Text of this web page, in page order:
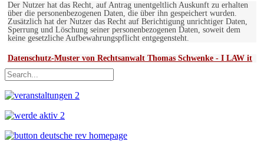
Der Nutzer hat das Recht, auf Antrag unentgeltlich Auskunft zu erhalten
über die personenbezogenen Daten, die über ihn gespeichert wurden.
Zusätzlich hat der Nutzer das Recht auf Berichtigung unrichtiger Daten,
Sperrung und Löschung seiner personenbezogenen Daten, soweit dem
keine gesetzliche Aufbewahrungspflicht entgegensteht.
Datenschutz-Muster von Rechtsanwalt Thomas Schwenke - I LAW it